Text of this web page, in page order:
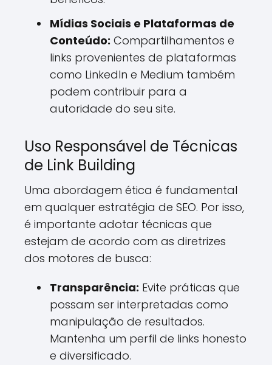
Mídias Sociais e Plataformas de
Conteúdo: Compartilhamentos e
links provenientes de plataformas
como LinkedIn e Medium também
podem contribuir para a
autoridade do seu site.
Uso Responsável de Técnicas
de Link Building
Uma abordagem ética é fundamental
em qualquer estratégia de SEO. Por isso,
é importante adotar técnicas que
estejam de acordo com as diretrizes
dos motores de busca:
Transparência: Evite práticas que
possam ser interpretadas como
manipulação de resultados.
Mantenha um perfil de links honesto
e diversificado.